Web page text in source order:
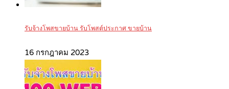
รับจ้างโพสขายบ้าน รับโพสต์ประกาศ ขายบ้าน
16 กรกฎาคม 2023